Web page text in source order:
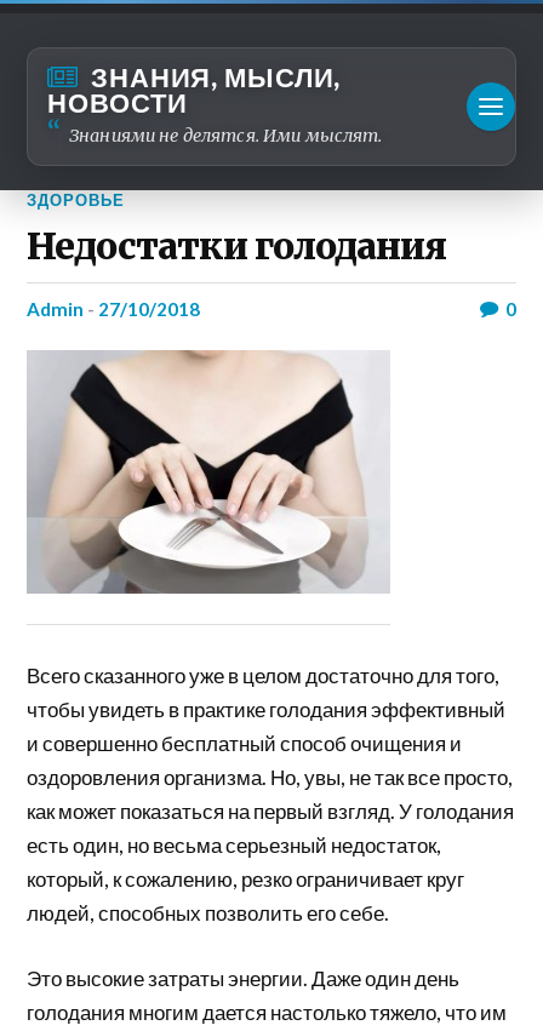
ЗНАНИЯ, МЫСЛИ,
НОВОСТИ
Знаниями не делятся. Ими мыслят.
ЗДОРОВЬЕ
Недостатки голодания
admin - 27/10/2018 0
Всего сказанного уже в целом достаточно для того,
чтобы увидеть в практике голодания эффективный
и совершенно бесплатный способ очищения и
оздоровления организма. Но, увы, не так все просто,
как может показаться на первый взгляд. У голодания
есть один, но весьма серьезный недостаток,
который, к сожалению, резко ограничивает круг
людей, способных позволить его себе.
Это высокие затраты энергии. Даже один день
голодания многим дается настолько тяжело, что им